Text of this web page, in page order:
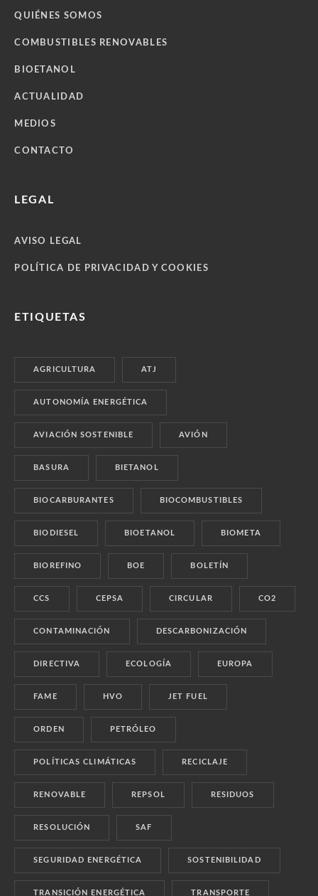
QUIÉNES SOMOS
COMBUSTIBLES RENOVABLES
BIOETANOL
ACTUALIDAD
MEDIOS
CONTACTO
LEGAL
AVISO LEGAL
POLÍTICA DE PRIVACIDAD Y COOKIES
ETIQUETAS
AGRICULTURA ATJ
AUTONOMÍA ENERGÉTICA
AVIACIÓN SOSTENIBLE AVIÓN
BASURA BIETANOL
BIOCARBURANTES BIOCOMBUSTIBLES
BIODIESEL BIOETANOL BIOMETA
BIOREFINO BOE BOLETÍN
CCS CEPSA CIRCULAR CO2
CONTAMINACIÓN DESCARBONIZACIÓN
DIRECTIVA ECOLOGÍA EUROPA
FAME HVO JET FUEL
ORDEN PETRÓLEO
POLÍTICAS CLIMÁTICAS RECICLAJE
RENOVABLE REPSOL RESIDUOS
RESOLUCIÓN SAF
SEGURIDAD ENERGÉTICA SOSTENIBILIDAD
TRANSICIÓN ENERGÉTICA TRANSPORTE